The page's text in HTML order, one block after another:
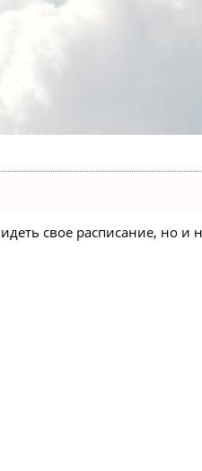
свое расписание, но